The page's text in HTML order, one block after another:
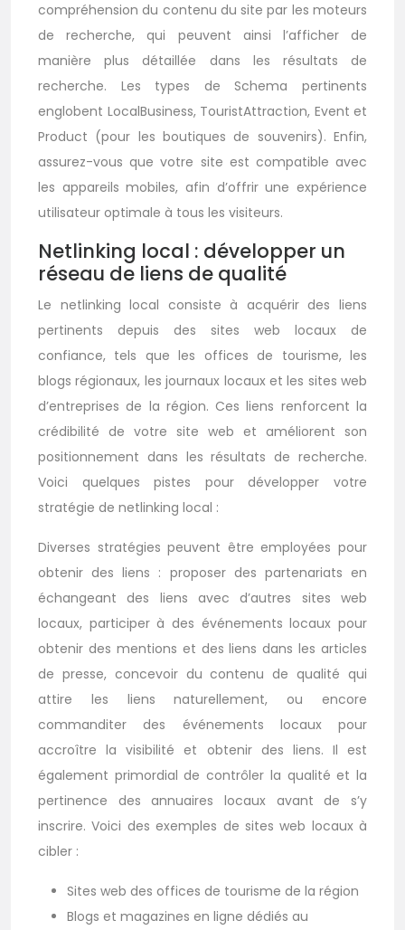
compréhension du contenu du site par les moteurs
de recherche, qui peuvent ainsi l’afficher de
manière plus détaillée dans les résultats de
recherche. Les types de Schema pertinents
englobent LocalBusiness, TouristAttraction, Event et
Product (pour les boutiques de souvenirs). Enfin,
assurez-vous que votre site est compatible avec
les appareils mobiles, afin d’offrir une expérience
utilisateur optimale à tous les visiteurs.
Netlinking local : développer un
réseau de liens de qualité
Le netlinking local consiste à acquérir des liens
pertinents depuis des sites web locaux de
confiance, tels que les offices de tourisme, les
blogs régionaux, les journaux locaux et les sites web
d’entreprises de la région. Ces liens renforcent la
crédibilité de votre site web et améliorent son
positionnement dans les résultats de recherche.
Voici quelques pistes pour développer votre
stratégie de netlinking local :
Diverses stratégies peuvent être employées pour
obtenir des liens : proposer des partenariats en
échangeant des liens avec d’autres sites web
locaux, participer à des événements locaux pour
obtenir des mentions et des liens dans les articles
de presse, concevoir du contenu de qualité qui
attire les liens naturellement, ou encore
commanditer des événements locaux pour
accroître la visibilité et obtenir des liens. Il est
également primordial de contrôler la qualité et la
pertinence des annuaires locaux avant de s’y
inscrire. Voici des exemples de sites web locaux à
cibler :
Sites web des offices de tourisme de la région
Blogs et magazines en ligne dédiés au